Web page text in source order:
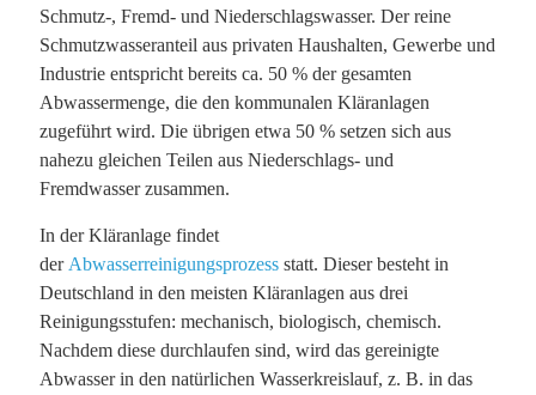
Schmutz-, Fremd- und Niederschlagswasser. Der reine
Schmutzwasseranteil aus privaten Haushalten, Gewerbe und
Industrie entspricht bereits ca. 50 % der gesamten
Abwassermenge, die den kommunalen Kläranlagen
zugeführt wird. Die übrigen etwa 50 % setzen sich aus
nahezu gleichen Teilen aus Niederschlags- und
Fremdwasser zusammen.
In der Kläranlage findet
der Abwasserreinigungsprozess statt. Dieser besteht in
Deutschland in den meisten Kläranlagen aus drei
Reinigungsstufen: mechanisch, biologisch, chemisch.
Nachdem diese durchlaufen sind, wird das gereinigte
Abwasser in den natürlichen Wasserkreislauf, z. B. in das